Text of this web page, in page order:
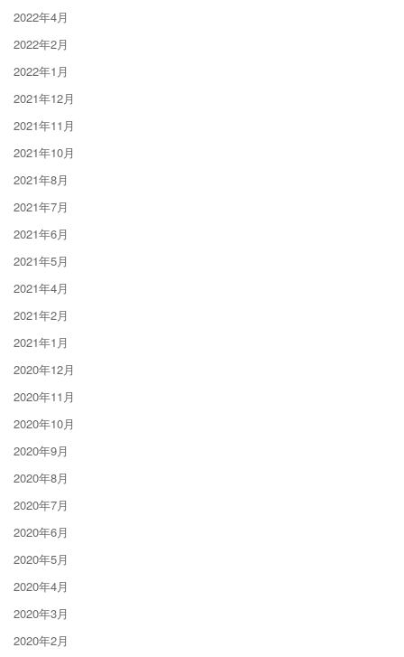
2022年4月
2022年2月
2022年1月
2021年12月
2021年11月
2021年10月
2021年8月
2021年7月
2021年6月
2021年5月
2021年4月
2021年2月
2021年1月
2020年12月
2020年11月
2020年10月
2020年9月
2020年8月
2020年7月
2020年6月
2020年5月
2020年4月
2020年3月
2020年2月